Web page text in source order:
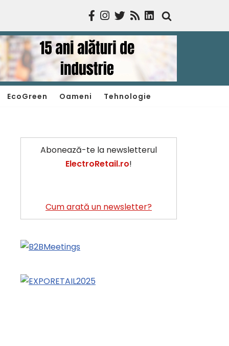
EcoGreen Oameni Tehnologie
Abonează-te la newsletterul
ElectroRetail.ro!
Cum arată un newsletter?